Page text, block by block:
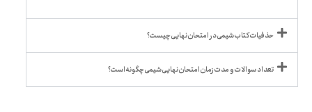
حذفیات کتاب شیمی در امتحان نهایی چیست؟
تعداد سوالات و مدت زمان امتحان نهایی شیمی چگونه است؟